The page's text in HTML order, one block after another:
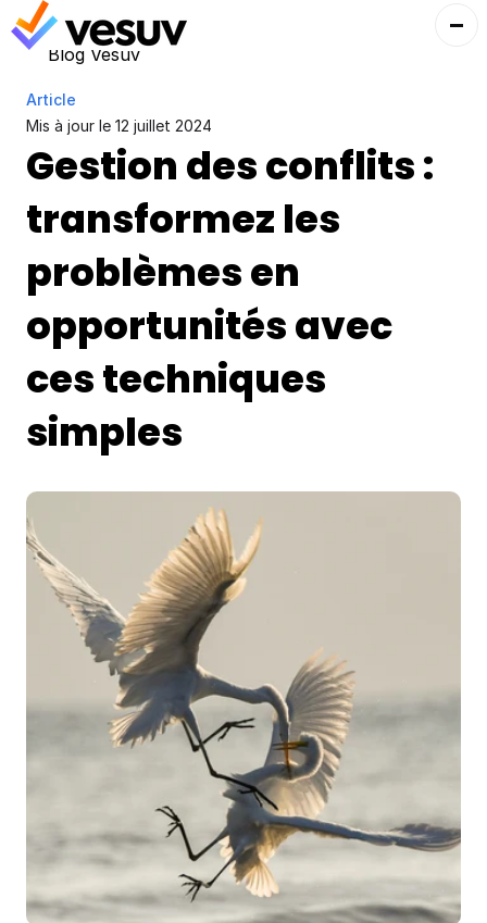
Blog Vesuv
Article
Mis à jour le 12 juillet 2024
Gestion des conflits :
transformez les
problèmes en
opportunités avec
ces techniques
simples